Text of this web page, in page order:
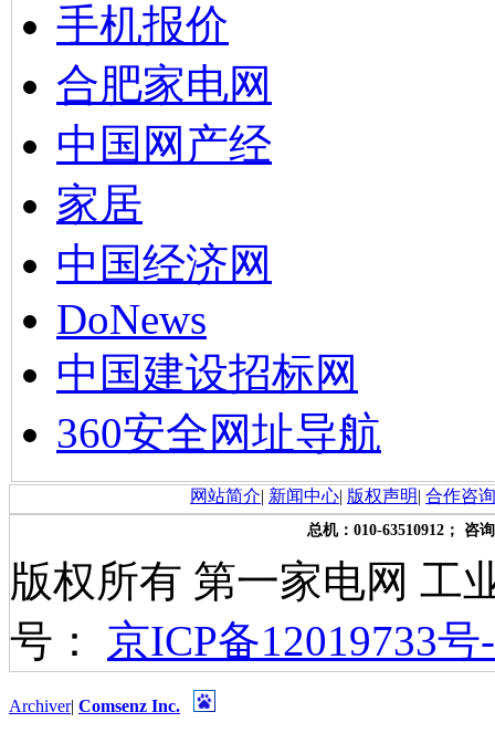
手机报价
合肥家电网
中国网产经
家居
中国经济网
DoNews
中国建设招标网
360安全网址导航
网站简介| 新闻中心| 版权声明| 合作咨询
总机：010-63510912； 咨
版权所有 第一家电网 工
号： 京ICP备12019733号
Archiver| Comsenz Inc.